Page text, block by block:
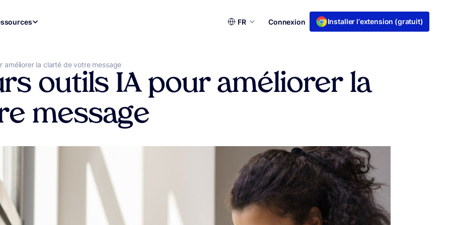
Choisir
FR Connexion Installer l’extension (gratuit)
améliorer la clarté de votre message
outils IA pour améliorer la
message